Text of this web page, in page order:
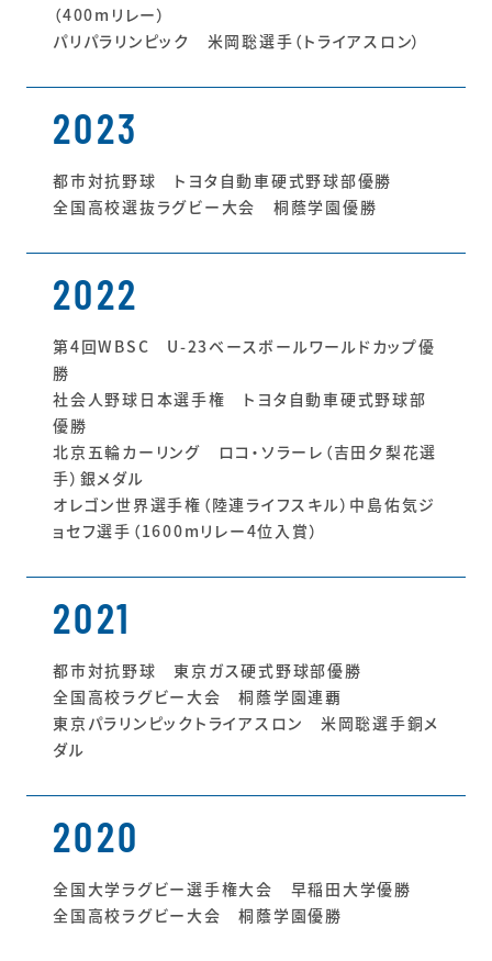
（400mリレー）
パリパラリンピック 米岡聡選手（トライアスロン）
2023
都市対抗野球 トヨタ自動車硬式野球部優勝
全国高校選抜ラグビー大会 桐蔭学園優勝
2022
第4回WBSC U-23ベースボールワールドカップ優
勝
社会人野球日本選手権 トヨタ自動車硬式野球部
優勝
北京五輪カーリング ロコ・ソラーレ（吉田夕梨花選
手）銀メダル
オレゴン世界選手権（陸連ライフスキル）中島佑気ジ
ョセフ選手（1600mリレー4位入賞）
2021
都市対抗野球 東京ガス硬式野球部優勝
全国高校ラグビー大会 桐蔭学園連覇
東京パラリンピックトライアスロン 米岡聡選手銅メ
ダル
2020
全国大学ラグビー選手権大会 早稲田大学優勝
全国高校ラグビー大会 桐蔭学園優勝